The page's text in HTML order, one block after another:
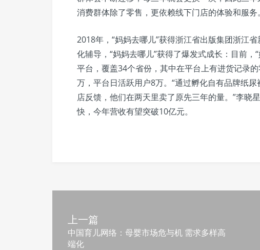
消费群体除了零售，更依赖线下门店的体验和服务
2018年，“妈妈去哪儿”获得浙江省出版集团浙江
化辅导，“妈妈去哪儿”获得了爆发式成长：目前
平台，覆盖34个省份，其中在平台上有进货记录
万，平台日活跃用户8万。“通过孵化自有品牌纸
店反馈，他们在两天里卖了原先三年的量。”李晓
快，今年营收有望突破10亿元。
上一篇
中国育儿网络：母婴市场危与机 需求多样高
端化